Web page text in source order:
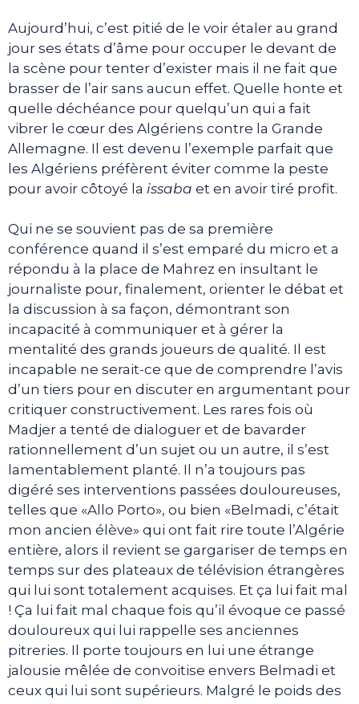
Aujourd’hui, c’est pitié de le voir étaler au grand
jour ses états d’âme pour occuper le devant de
la scène pour tenter d’exister mais il ne fait que
brasser de l’air sans aucun effet. Quelle honte et
quelle déchéance pour quelqu’un qui a fait
vibrer le cœur des Algériens contre la Grande
Allemagne. Il est devenu l’exemple parfait que
les Algériens préfèrent éviter comme la peste
pour avoir côtoyé la issaba et en avoir tiré profit.
Qui ne se souvient pas de sa première
conférence quand il s’est emparé du micro et a
répondu à la place de Mahrez en insultant le
journaliste pour, finalement, orienter le débat et
la discussion à sa façon, démontrant son
incapacité à communiquer et à gérer la
mentalité des grands joueurs de qualité. Il est
incapable ne serait-ce que de comprendre l’avis
d’un tiers pour en discuter en argumentant pour
critiquer constructivement. Les rares fois où
Madjer a tenté de dialoguer et de bavarder
rationnellement d’un sujet ou un autre, il s’est
lamentablement planté. Il n’a toujours pas
digéré ses interventions passées douloureuses,
telles que «Allo Porto», ou bien «Belmadi, c’était
mon ancien élève» qui ont fait rire toute l’Algérie
entière, alors il revient se gargariser de temps en
temps sur des plateaux de télévision étrangères
qui lui sont totalement acquises. Et ça lui fait mal
! Ça lui fait mal chaque fois qu’il évoque ce passé
douloureux qui lui rappelle ses anciennes
pitreries. Il porte toujours en lui une étrange
jalousie mêlée de convoitise envers Belmadi et
ceux qui lui sont supérieurs. Malgré le poids des